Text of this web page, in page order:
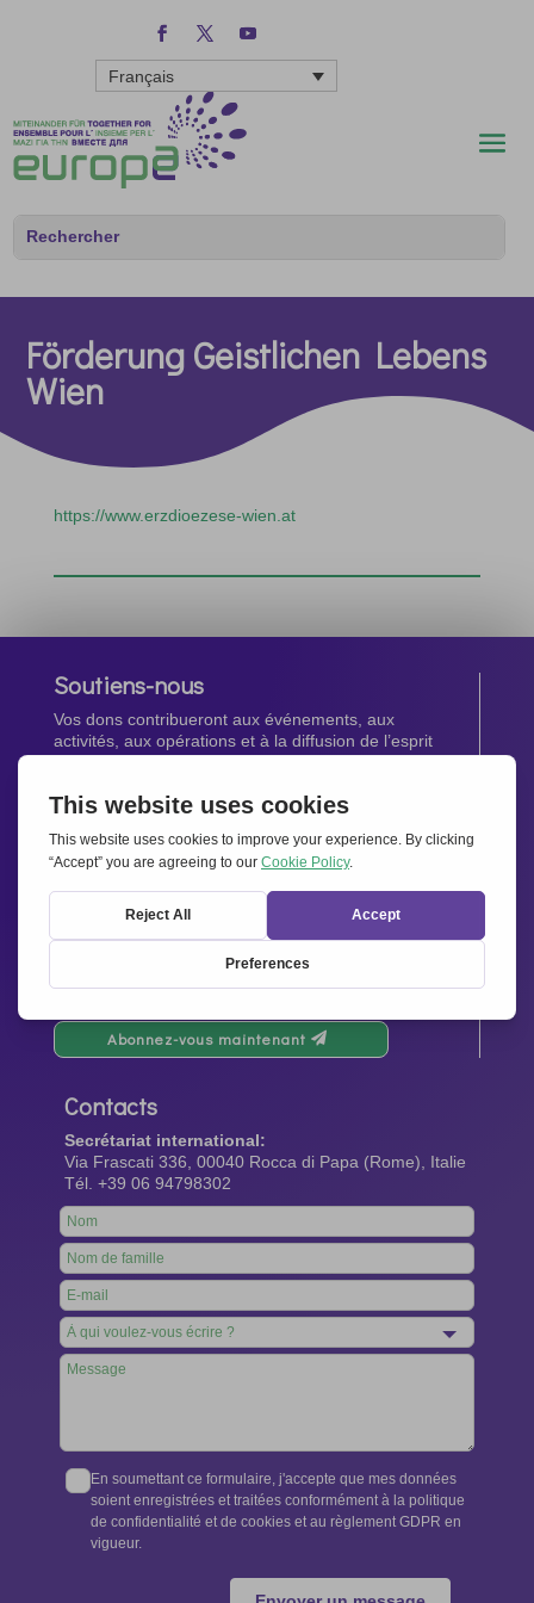
Français
Förderung Geistlichen Lebens
Wien
https://www.erzdioezese-wien.at
Soutiens-nous
Vos dons contribueront aux événements, aux
activités, aux opérations et à la diffusion de l’esprit
Newsletter
Abonnez-vous maintenant
Contacts
Secrétariat international:
Via Frascati 336, 00040 Rocca di Papa (Rome), Italie
Tél. +39 06 94798302
Leave
this
field
blank
En soumettant ce formulaire, j'accepte que mes données
soient enregistrées et traitées conformément à la politique
de confidentialité et de cookies et au règlement GDPR en
vigueur.